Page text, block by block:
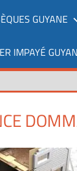
GUYANE
IMPAYÉ